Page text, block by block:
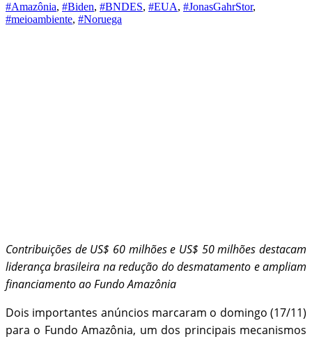
#Amazônia, #Biden, #BNDES, #EUA, #JonasGahrStor,
#meioambiente, #Noruega
Contribuições de US$ 60 milhões e US$ 50 milhões destacam
liderança brasileira na redução do desmatamento e ampliam
financiamento ao Fundo Amazônia
Dois importantes anúncios marcaram o domingo (17/11)
para o Fundo Amazônia, um dos principais mecanismos